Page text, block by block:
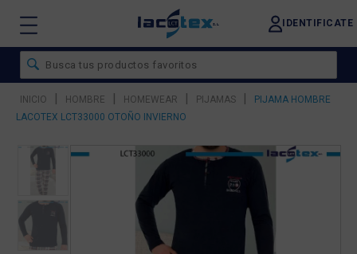
IDENTIFICATE
INICIO | HOMBRE | HOMEWEAR | PIJAMAS |
PIJAMA HOMBRE
LACOTEX LCT33000 OTOÑO INVIERNO